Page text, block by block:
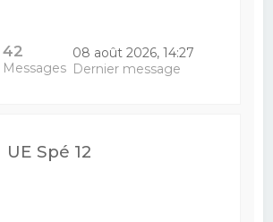
42
Messages
08 août 2026, 14:27
Dernier message
UE Spé 12